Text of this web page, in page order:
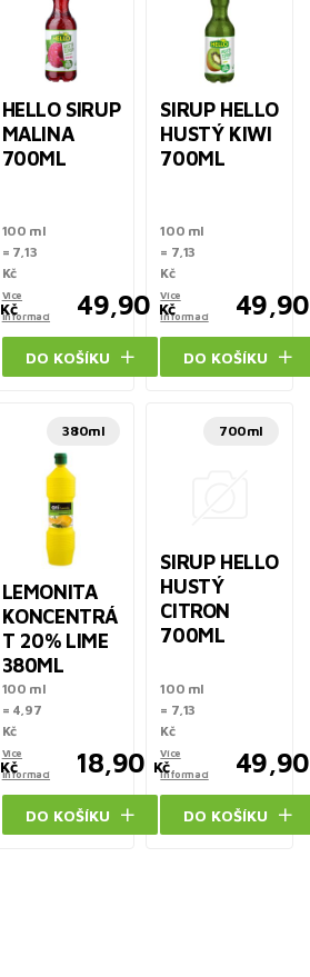
Kč
HELLO SIRUP
MALINA
700ML
100 ml
= 7,13
Kč
Více
informací
49,90 Kč
DO KOŠÍKU
SIRUP HELLO
HUSTÝ KIWI
700ML
100 ml
= 7,13
Kč
Více
informací
49,90
DO KOŠÍKU
Kč
380ml
LEMONITA
KONCENTRÁ
T 20% LIME
380ML
100 ml
= 4,97
Kč
Více
informací
18,90 Kč
DO KOŠÍKU
700ml
SIRUP HELLO
HUSTÝ
CITRON
700ML
100 ml
= 7,13
Kč
Více
informací
49,90
DO KOŠÍKU